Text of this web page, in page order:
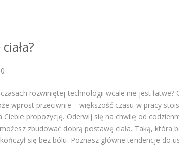
rozwiniętej technologii wcale nie jest
wprost przeciwnie – większość czasu w pracy
Ciebie propozycję. Oderwij się na chwilę od
zbudować dobrą postawę ciała. Taką, która
się bez bólu. Poznasz główne tendencje do